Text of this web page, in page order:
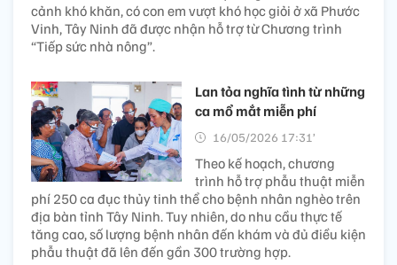
cảnh khó khăn, có con em vượt khó học giỏi ở xã Phước
Vinh, Tây Ninh đã được nhận hỗ trợ từ Chương trình
“Tiếp sức nhà nông”.
Lan tỏa nghĩa tình từ những
ca mổ mắt miễn phí
16/05/2026 17:31’
Theo kế hoạch, chương
trình hỗ trợ phẫu thuật miễn
phí 250 ca đục thủy tinh thể cho bệnh nhân nghèo trên
địa bàn tỉnh Tây Ninh. Tuy nhiên, do nhu cầu thực tế
tăng cao, số lượng bệnh nhân đến khám và đủ điều kiện
phẫu thuật đã lên đến gần 300 trường hợp.